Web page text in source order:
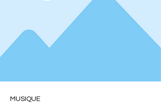
MUSIQUE